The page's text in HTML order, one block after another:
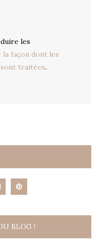
les
la façon dont les
sont traitées.
BLOG !